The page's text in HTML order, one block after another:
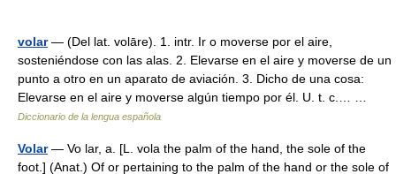
volar— (Del lat. volāre). 1. intr. Ir o moverse por el aire,
sosteniéndose con las alas. 2. Elevarse en el aire y moverse de un
punto a otro en un aparato de aviación. 3. Dicho de una cosa:
Elevarse en el aire y moverse algún tiempo por él. U. t. c.… …
Diccionario de la lengua española
Volar— Vo lar, a. [L. vola the palm of the hand, the sole of the
foot.] (Anat.) Of or pertaining to the palm of the hand or the sole of